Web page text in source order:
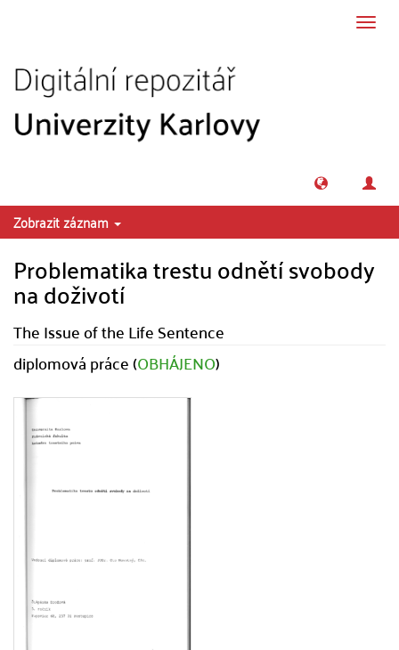
Zobrazit záznam
Problematika trestu odnětí svobody
na doživotí
The Issue of the Life Sentence
diplomová práce (OBHÁJENO)